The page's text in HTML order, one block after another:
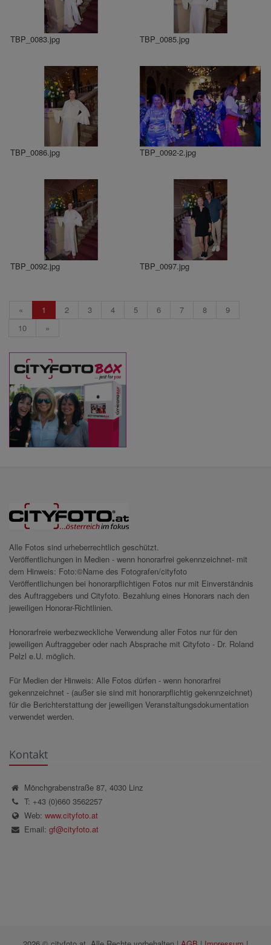
TBP_0083.jpg TBP_0085.jpg
TBP_0086.jpg TBP_0092-2.jpg
TBP_0092.jpg TBP_0097.jpg
« 1 2 3 4 5 6 7 8
9
10
»
Alle Fotos sind urheberrechtlich geschützt.
Veröffentlichungen in Medien - wenn honorarfrei gekennzeichnet- mit
dem Hinweis: Foto:©Name des Fotografen/cityfoto
Veröffentlichungen bei honorarpflichtigen Fotos nur mit Einverständnis
des Auftraggebers und Cityfoto. Bezahlung eines Honorars nach den
jeweiligen Honorar-Richtlinien.
Honorarfreie werbezweckliche Verwendung aller Fotos nur für den
jeweiligen Auftraggeber oder nach Absprache mit Cityfoto - Dr. Roland
Pelzl e.U. möglich.
Für Medien der Hinweis: Alle Fotos dürfen - wenn honorarfrei
gekennzeichnet - (außer sie sind mit honorarpflichtig gekennzeichnet)
für die Berichterstattung der jeweiligen Veranstaltungsdokumentation
verwendet werden.
Kontakt
Mönchgrabenstraße 87, 4030 Linz
T: +43 (0)660 3562257
Web: www.cityfoto.at
Email: gf@cityfoto.at